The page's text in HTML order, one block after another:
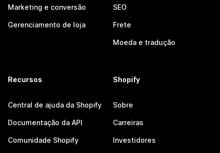
Marketing e conversão
Gerenciamento de loja
SEO
Frete
Moeda e tradução
Recursos
Central de ajuda da Shopify
Documentação da API
Comunidade Shopify
Shopify
Sobre
Carreiras
Investidores